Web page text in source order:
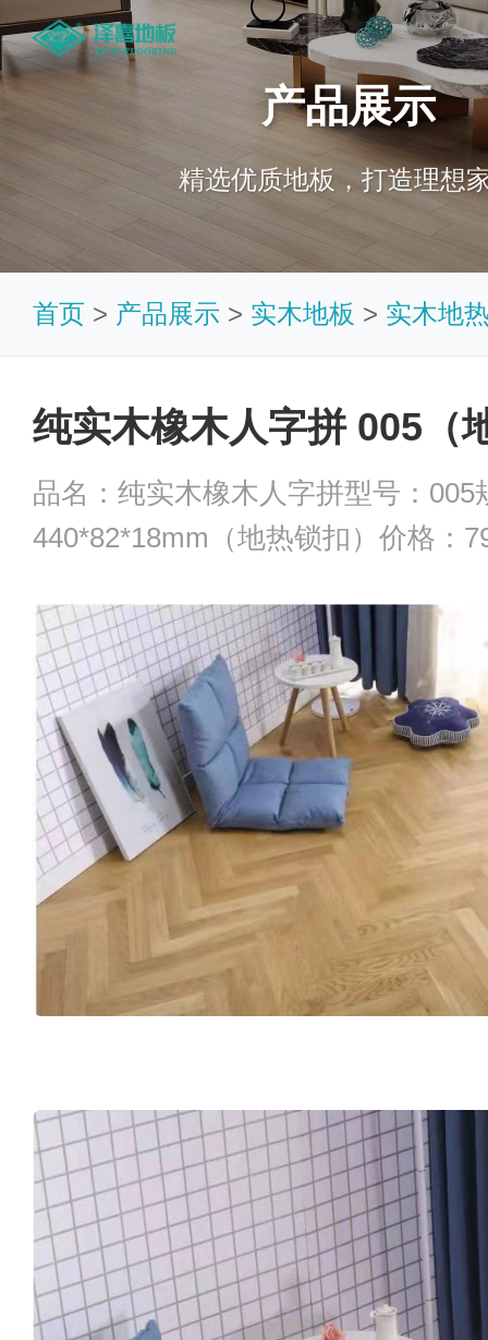
产品展示
精选优质地板，打造理想
首页 > 产品展示 > 实木地板 > 实木地
纯实木橡木人字拼 005（
品名：纯实木橡木人字拼型号：005
440*82*18mm（地热锁扣）价格：